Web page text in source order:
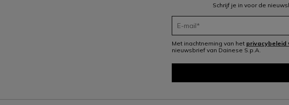
Schrijf je in voor de
Met inachtneming van het privacybeleid
nieuwsbrief van Dainese S.p.A.